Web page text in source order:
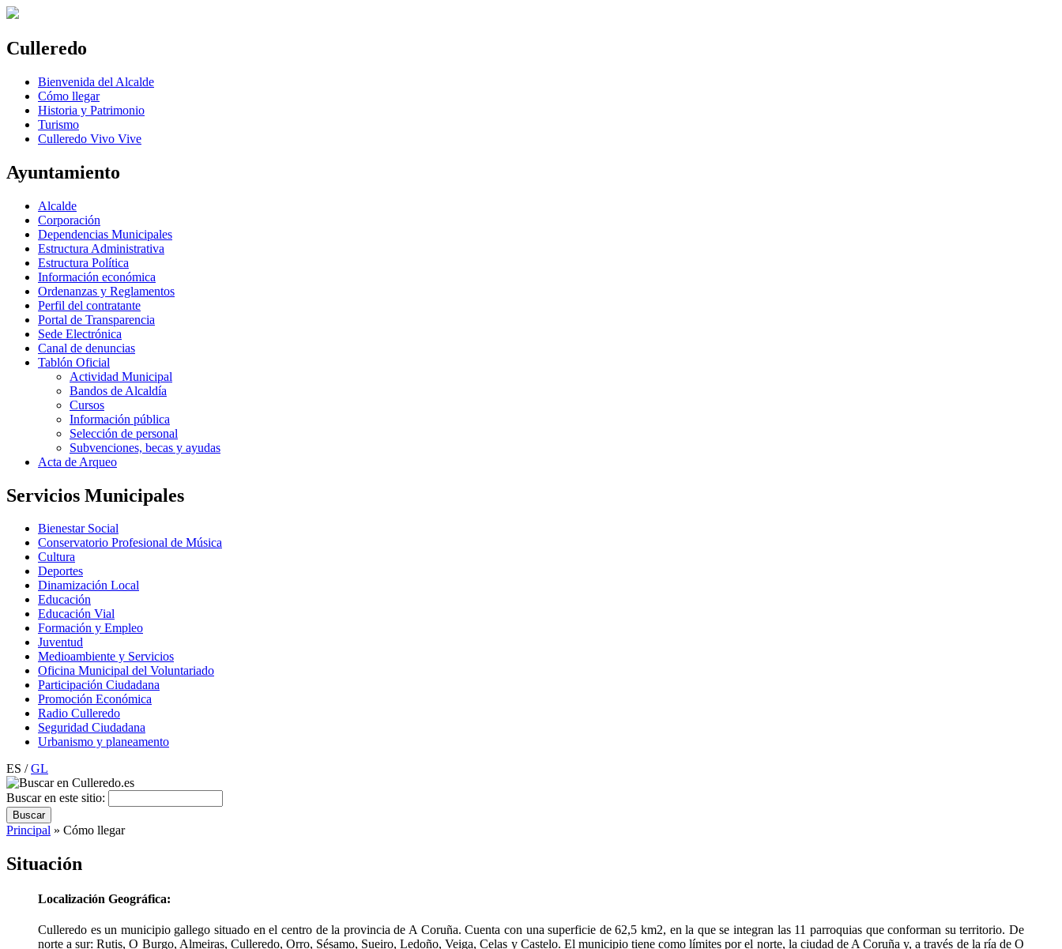
Culleredo
Bienvenida del Alcalde
Cómo llegar
Historia y Patrimonio
Turismo
Culleredo Vivo Vive
Ayuntamiento
Alcalde
Corporación
Dependencias Municipales
Estructura Administrativa
Estructura Política
Información económica
Ordenanzas y Reglamentos
Perfil del contratante
Portal de Transparencia
Sede Electrónica
Canal de denuncias
Tablón Oficial
Actividad Municipal
Bandos de Alcaldía
Cursos
Información pública
Selección de personal
Subvenciones, becas y ayudas
Acta de Arqueo
Servicios Municipales
Bienestar Social
Conservatorio Profesional de Música
Cultura
Deportes
Dinamización Local
Educación
Educación Vial
Formación y Empleo
Juventud
Medioambiente y Servicios
Oficina Municipal del Voluntariado
Participación Ciudadana
Promoción Económica
Radio Culleredo
Seguridad Ciudadana
Urbanismo y planeamento
ES /GL
Buscar en este sitio:
Principal » Cómo llegar
Situación
Localización Geográfica:
Culleredo es un municipio gallego situado en el centro de la provincia de A Coruña. Cuenta con una superficie de 62,5 km2, en la que se integran las 11 parroquias que conforman su territorio. De
norte a sur: Rutis, O Burgo, Almeiras, Culleredo, Orro, Sésamo, Sueiro, Ledoño, Veiga, Celas y Castelo. El municipio tiene como límites por el norte, la ciudad de A Coruña y, a través de la ría de O